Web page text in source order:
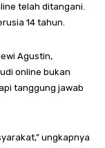
telah ditangani.
14 tahun.
Agustin,
online bukan
tanggung jawab
ungkapnya